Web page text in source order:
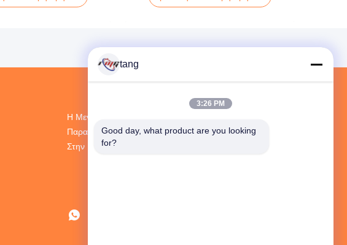
Η Μεγαλύτερη Έρευνα Και Ανάπτυξη Και
Παραγωγή ATM Spare Parts Προμηθευτής
Στην Κίνα
tang
3:26 PM
Good day, what product are you looking
for?